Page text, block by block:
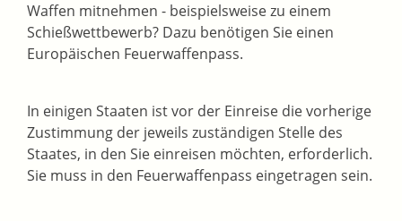
Waffen mitnehmen - beispielsweise zu einem
Schießwettbewerb? Dazu benötigen Sie einen
Europäischen Feuerwaffenpass.
In einigen Staaten ist vor der Einreise die vorherige
Zustimmung der jeweils zuständigen Stelle des
Staates, in den Sie einreisen möchten, erforderlich.
Sie muss in den Feuerwaffenpass eingetragen sein.